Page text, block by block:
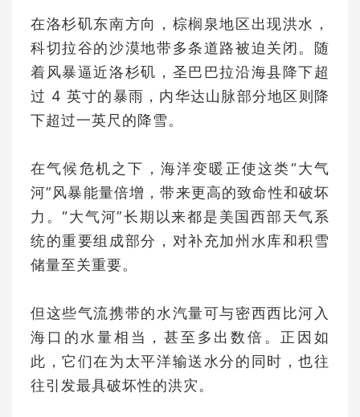
在洛杉矶东南方向，棕榈泉地区出现洪水，
科切拉谷的沙漠地带多条道路被迫关闭。随
着风暴逼近洛杉矶，圣巴巴拉沿海县降下超
过 4 英寸的暴雨，内华达山脉部分地区则降
下超过一英尺的降雪。
在气候危机之下，海洋变暖正使这类“大气
河”风暴能量倍增，带来更高的致命性和破坏
力。“大气河”长期以来都是美国西部天气系
统的重要组成部分，对补充加州水库和积雪
储量至关重要。
但这些气流携带的水汽量可与密西西比河入
海口的水量相当，甚至多出数倍。正因如
此，它们在为太平洋输送水分的同时，也往
往引发最具破坏性的洪灾。